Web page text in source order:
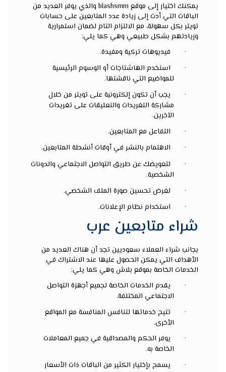
يمكنك اختيار إلى موقع blashsmm والذي يوفر العديد من
الباقات التي أدت إلى زيادة عدد المتابعين على حسابات
تويتر بكل سهولة، مع الالتزام التام لضمان استمرارية
وزيادتهم بشكل طبيعي وهي كما يلي:
·
فيديوهات تركية ومفيدة.
·
استخدم الهاشتاجات أو الوسوم الرئيسية
للمواضيع التي ناقشتها.
·
يجب أن تكون إلكترونية على تويتر من خلال
مشاركة التغريدات والتعليقات على تغريدات
الآخرين.
·
التفاعل مع المتابعين.
·
الاهتمام بالنشر في أوقات أنشطة المتابعين.
·
لتعويضك عن طريق التواصل الاجتماعي والدونات
الشخصية.
·
لغرض تحسين صورة الملف الشخصي.
·
استخدام نظام الإعلانات.
شراء متابعين عرب
بجانب شراء العملاء سعوديين تجد أن هناك العديد من
الأهداف التي يمكن الحصول عليها عند الاشتراك في
الخدمات الخاصة بموقع بلاش وهي كما يلي:
·
يقدم الخدمات الخاصة لجميع أجهزة التواصل
الاجتماعي المختلفة.
·
تتيح خدماتها لتنافس المنافسة مع المواقع
الأخرى.
·
يوفر الحكم والمصداقية في جميع المعاملات
الخاصة به.
·
يسمح بإختيار الكثير من الباقات ذات الأسعار